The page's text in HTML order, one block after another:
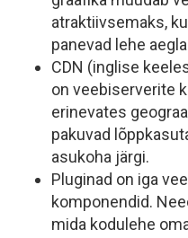
atraktiivsemaks,
panevad lehe
CDN (inglise
on veebiserverite
erinevates
pakuvad
asukoha järgi.
Pluginad on iga
komponendid.
mida kodulehe